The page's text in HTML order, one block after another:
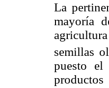
La
mayoría
semillas
puesto el